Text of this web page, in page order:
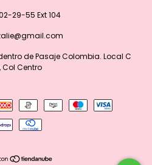
29-55 Ext 104
de Pasaje Colombia. Local C
Col Centro